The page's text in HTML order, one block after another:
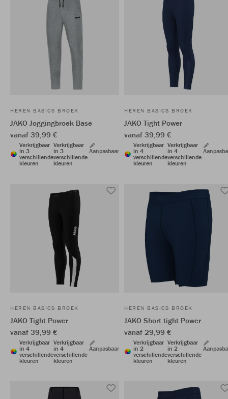
HEREN BASICS BROEK
JAKO Joggingbroek Base
vanaf 39,99 €
Verkrijgbaar
in 3
verschillende
kleuren
Verkrijgbaar
in 3
verschillende
kleuren
Aanpasbaar
HEREN BASICS BROEK
JAKO Tight Power
vanaf 39,99 €
Verkrijgbaar
in 4
verschillende
kleuren
Verkrijgbaar
in 4
verschillende
kleuren
HEREN BASICS BROEK
JAKO Tight Power
vanaf 39,99 €
Verkrijgbaar
in 4
verschillende
kleuren
Verkrijgbaar
in 4
verschillende
kleuren
Aanpasbaar
HEREN BASICS BROEK
JAKO Short tight Power
vanaf 29,99 €
Verkrijgbaar
in 2
verschillende
kleuren
Verkrijgbaar
in 2
verschillende
kleuren